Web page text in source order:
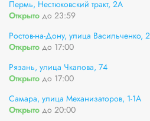
Пермь, Нестюковский тракт, 2А
Открыто до 23:59
Ростов-на-Дону, улица Васильченко,
Открыто до 17:00
Рязань, улица Чкалова, 74
Открыто до 17:00
Самара, улица Механизаторов, 1-1А
Открыто до 20:00